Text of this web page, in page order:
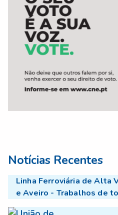
Notícias Recentes
Linha Ferroviária de Alta
e Aveiro - Trabalhos de
projecto TGV